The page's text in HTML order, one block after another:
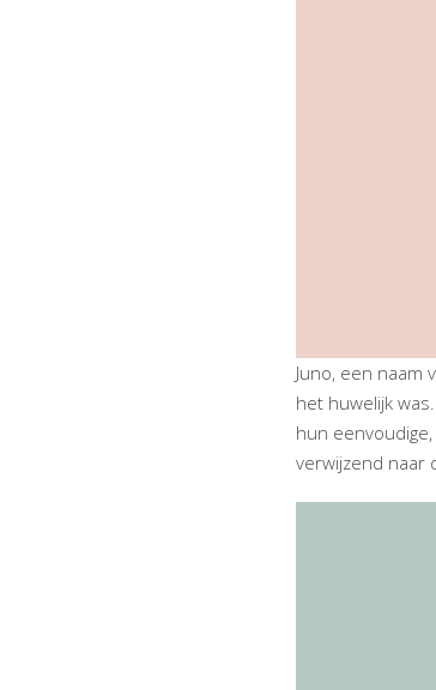
Juno, een naam
het huwelijk
hun
verwijzend naar